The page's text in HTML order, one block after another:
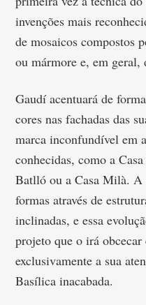
invenções mais
de mosaicos compostos
ou mármore e, em geral,
Gaudí acentuará de
cores nas fachadas das
marca inconfundível em
conhecidas, como a
Batlló ou a Casa Milà. A
formas através de
inclinadas, e essa
projeto que o irá obcecar
exclusivamente a sua
Basílica inacabada.